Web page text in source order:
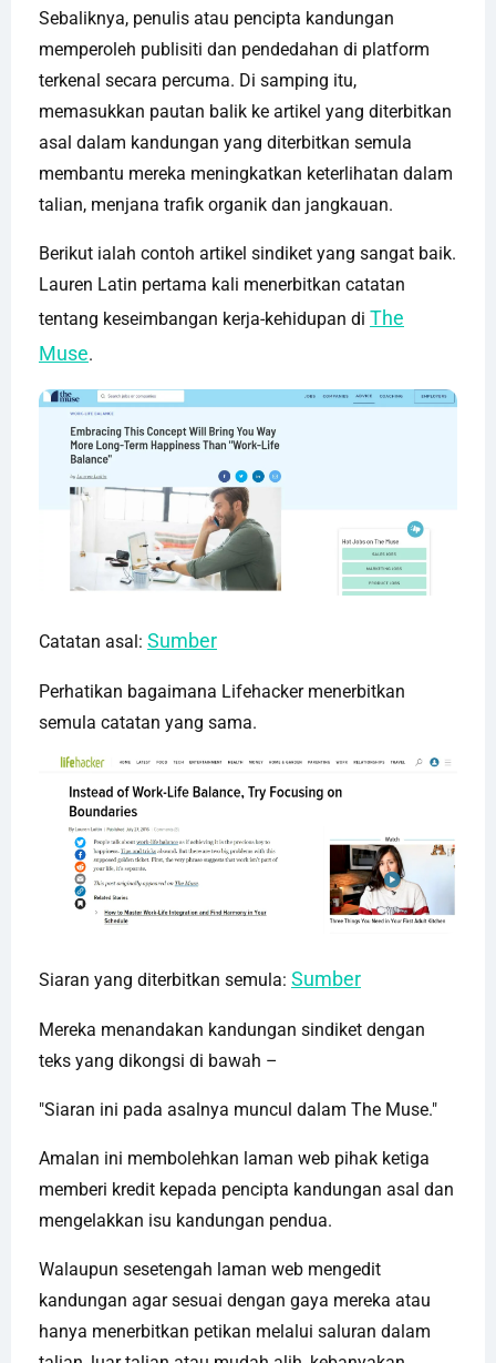
Sebaliknya, penulis atau pencipta kandungan
memperoleh publisiti dan pendedahan di platform
terkenal secara percuma. Di samping itu,
memasukkan pautan balik ke artikel yang diterbitkan
asal dalam kandungan yang diterbitkan semula
membantu mereka meningkatkan keterlihatan dalam
talian, menjana trafik organik dan jangkauan.
Berikut ialah contoh artikel sindiket yang sangat baik.
Lauren Latin pertama kali menerbitkan catatan
tentang keseimbangan kerja-kehidupan di The
Muse.
Catatan asal: Sumber
Perhatikan bagaimana Lifehacker menerbitkan
semula catatan yang sama.
Siaran yang diterbitkan semula: Sumber
Mereka menandakan kandungan sindiket dengan
teks yang dikongsi di bawah –
"Siaran ini pada asalnya muncul dalam The Muse."
Amalan ini membolehkan laman web pihak ketiga
memberi kredit kepada pencipta kandungan asal dan
mengelakkan isu kandungan pendua.
Walaupun sesetengah laman web mengedit
kandungan agar sesuai dengan gaya mereka atau
hanya menerbitkan petikan melalui saluran dalam